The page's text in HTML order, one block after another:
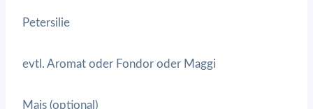
Petersilie
evtl. Aromat oder Fondor oder Maggi
Mais (optional)